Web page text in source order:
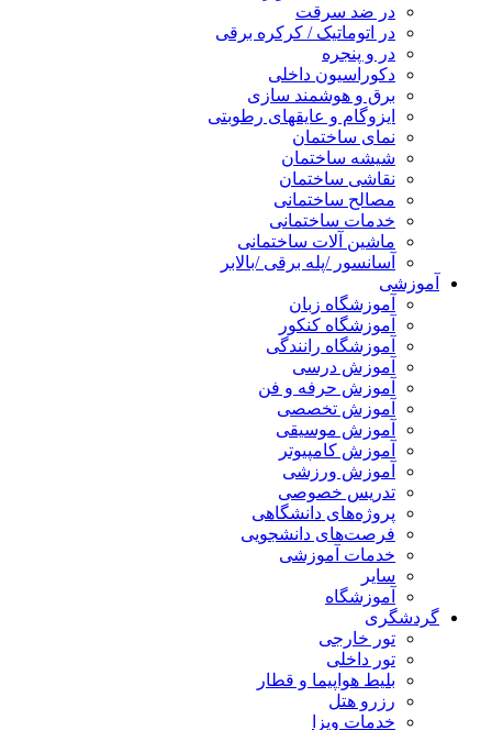
در ضد سرقت
در اتوماتیک / کرکره برقی
در و پنجره
دکوراسیون داخلی
برق و هوشمند سازی
ایزوگام و عایقهای رطوبتی
نمای ساختمان
شیشه ساختمان
نقاشی ساختمان
مصالح ساختمانی
خدمات ساختمانی
ماشین آلات ساختمانی
آسانسور /پله برقی /بالابر
آموزشی
آموزشگاه زبان
آموزشگاه کنکور
آموزشگاه رانندگی
آموزش درسی
آموزش حرفه و فن
آموزش تخصصی
آموزش موسیقی
آموزش کامپیوتر
آموزش ورزشی
تدریس خصوصی
پروژه‌های دانشگاهی
فرصت‌های دانشجویی
خدمات آموزشی
سایر
آموزشگاه
گردشگری
تور خارجی
تور داخلی
بلیط هواپیما و قطار
رزرو هتل
خدمات ویزا